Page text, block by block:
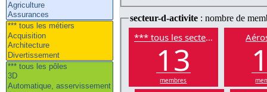
secteur-d-activite : nombre de
*** tous les secteurs
13
membres